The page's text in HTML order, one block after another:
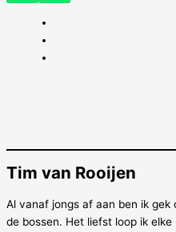
Tim van Rooijen
Al vanaf jongs af aan ben ik
de bossen. Het liefst loop ik